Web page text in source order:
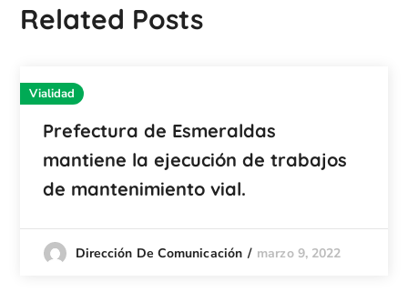
Related Posts
Vialidad
Prefectura de Esmeraldas
mantiene la ejecución de trabajos
de mantenimiento vial.
Dirección De Comunicación marzo 9, 2022